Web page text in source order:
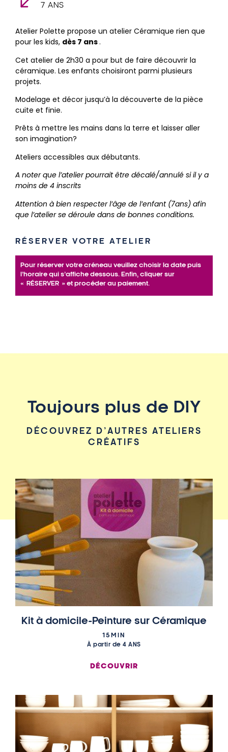
7 ANS
Atelier Polette propose un atelier Céramique rien que
pour les kids, dès 7 ans.
Cet atelier de 2h30 a pour but de faire découvrir la
céramique. Les enfants choisiront parmi plusieurs
projets.
Modelage et décor jusqu’à la découverte de la pièce
cuite et finie.
Prêts à mettre les mains dans la terre et laisser aller
son imagination?
Ateliers accessibles aux débutants.
A noter que l’atelier pourrait être décalé/annulé si il y a
moins de 4 inscrits
Attention à bien respecter l’âge de l’enfant (7ans) afin
que l’atelier se déroule dans de bonnes conditions.
RÉSERVER VOTRE ATELIER
Pour réserver votre créneau veuillez choisir la date puis
l’horaire qui s’affiche dessous. Enfin, cliquer sur
« RÉSERVER » et procéder au paiement.
Toujours plus de DIY
DÉCOUVREZ D’AUTRES ATELIERS
CRÉATIFS
Kit à domicile-Peinture sur Céramique
15MIN
À partir de 4 ANS
DÉCOUVRIR